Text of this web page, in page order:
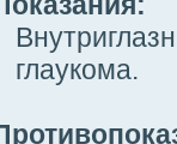
глаукома.